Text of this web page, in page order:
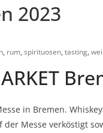
2023
, rum, spirituosen, tasting,
in Bremen.
Messe verköstigt